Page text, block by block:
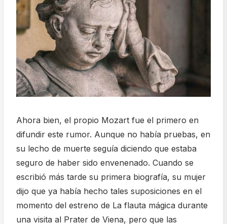
Ahora bien, el propio Mozart fue el primero en
difundir este rumor. Aunque no había pruebas, en
su lecho de muerte seguía diciendo que estaba
seguro de haber sido envenenado. Cuando se
escribió más tarde su primera biografía, su mujer
dijo que ya había hecho tales suposiciones en el
momento del estreno de La flauta mágica durante
una visita al Prater de Viena, pero que las